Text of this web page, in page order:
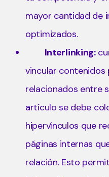
mayor cantidad de
optimizados.
Interlinking:
vincular contenidos
relacionados entre
artículo se debe
hipervínculos que
páginas internas
relación. Esto